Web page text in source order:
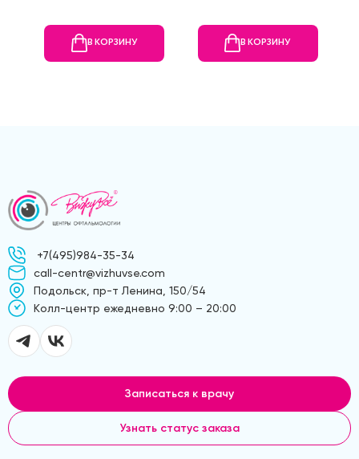
В КОРЗИНУ В КОРЗИНУ
+7(495)984-35-34
call-centr@vizhuvse.com
Подольск, пр-т Ленина, 150/54
Kолл-центр ежедневно 9:00 – 20:00
Записаться к врачу
Узнать статус заказа